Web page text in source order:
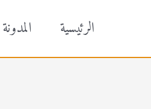
الرئيسية المدونة